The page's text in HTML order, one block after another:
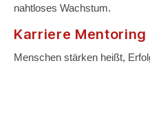
nahtloses Wachstum.
Karriere Mentoring
Menschen stärken heißt,